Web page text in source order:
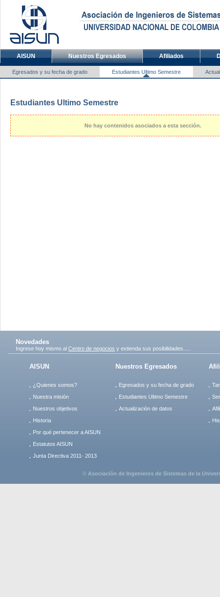
AISUN Nuestros Egresados Afiliados
Egresados y su fecha de grado Estudiantes Ultimo Semestre
Estudiantes Ultimo Semestre
No hay contenidos asociados a esta sección.
Novedades
Ingrese hoy mismo alCentro de negocios y extienda sus posibilidades.....
AISUN
¿Quienes somos?
Nuestra misión
Nuestros objetivos
Historia
Por qué pertenecer a AISUN
Estatutos AISUN
Junta Directiva 2011- 2013
Nuestros Egresados
Egresados y su fecha de grado
Estudiantes Ultimo Semestre
Actualización de datos
© Asociación de Ingenieros de Sistemas de la